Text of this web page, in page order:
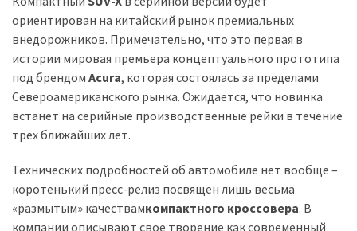
(370)
Автошоу
(358)
Головне
(324)
Тест-
драйв
(212)
ориентирован на китайский рынок премиальных
внедорожников. Примечательно, что это первая в
истории мировая премьера концептуального прототипа
под брендом Acura, которая состоялась за пределами
Североамериканского рынка. Ожидается, что новинка
встанет на серийные производственные рейки в течение
трех ближайших лет.
Технических подробностей об автомобиле нет вообще –
коротенький пресс-релиз посвящен лишь весьма
«размытым» качествамкомпактного кроссовера. В
компании описывают свое творение как современный